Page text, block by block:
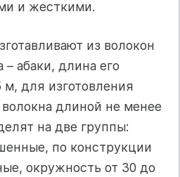
и жесткими.
из волокон
– абаки, длина его
м, для изготовления
длиной не менее
на две группы:
по конструкции
окружность от 30 до